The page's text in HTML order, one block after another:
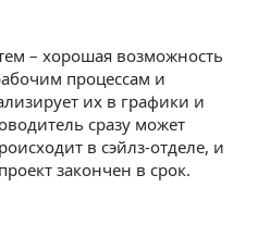
– хорошая возможность
процессам и
их в графики и
сразу может
в сэйлз-отделе, и
закончен в срок.